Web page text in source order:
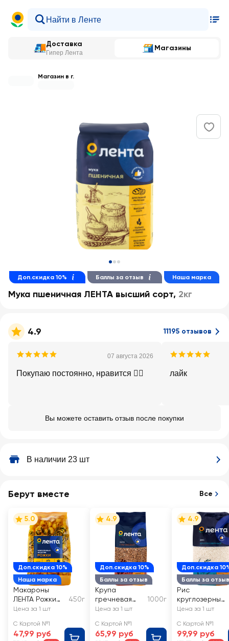
Доставка
Гипер Лента
Магазины
Магазин в г.
Доп.скидка 10% Баллы за отзыв Наша марка
Мука пшеничная ЛЕНТА высший сорт, 2кг
4.9 11195 отзывов
07 августа 2026
Покупаю постоянно, нравится 👍🏻 лайк
Вы можете оставить отзыв после покупки
В наличии 23 шт
Берут вместе Все
Доп.скидка 10%
Наша марка
5.0
Макароны
ЛЕНТА Рожки
группа А,
450г
Цена за 1 шт
С Картой №1
47,99 руб
Доп.скидка 10%
Баллы за отзыв
4.9
Крупа
гречневая
ЛЕНТА
1000г
Цена за 1 шт
С Картой №1
65,99 руб
Доп.скидка
Баллы за отзыв
4.9
Рис
круглозерный
ЛЕНТА 1-й
Цена за 1 шт
С Картой №1
99,99 руб